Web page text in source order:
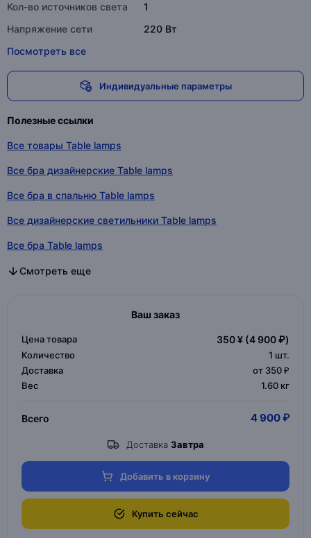
Кол-во источников света
1
Напряжение сети
220 Вт
Посмотреть все
Индивидуальные параметры
Полезные ссылки
Все товары Table lamps
Все бра дизайнерские Table lamps
Все бра в спальню Table lamps
Все дизайнерские светильники Table lamps
Все бра Table lamps
Все бра дизайнерские в категории
Все бра в спальню в категории
Все дизайнерские светильники в категории
Все бра в категории
Смотреть еще
Ваш заказ
Цена товара 350 ¥ (4 900 ₽)
Количество 1 шт.
Доставка
от 350 ₽
Вес
1.60 кг
Всего 4 900 ₽
Доставка Завтра
Добавить в корзину
Купить сейчас